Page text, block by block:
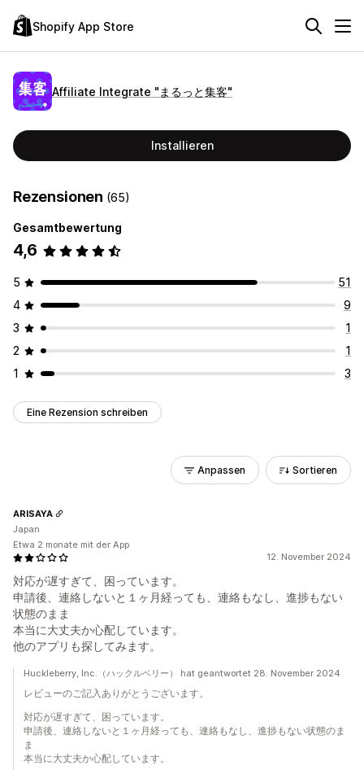
Shopify App Store
Affiliate Integrate "まるっと集客"
Installieren
Rezensionen (65)
Gesamtbewertung
4,6
5
51
4
9
3
1
2
1
1
3
Eine Rezension schreiben
Anpassen Sortieren
12. November 2024
対応が遅すぎて、困っています。
申請後、連絡しないと１ヶ月経っても、連絡もなし、進捗もない
状態のまま
本当に大丈夫か心配しています。
他のアプリも探してみます。
ARISAYA
Japan
Etwa 2 monate mit der App
Huckleberry, Inc.（ハックルベリー） hat geantwortet 28. November 2024
レビューのご記入ありがとうございます。
対応が遅すぎて、困っています。
申請後、連絡しないと１ヶ月経っても、連絡もなし、進捗もない状態のま
ま
本当に大丈夫か心配しています。